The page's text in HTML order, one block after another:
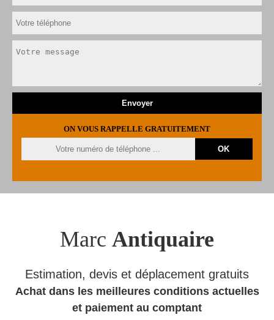
ON VOUS RAPPELLE GRATUITEMENT
Marc Antiquaire
Estimation, devis et déplacement gratuits
Achat dans les meilleures conditions actuelles
et paiement au comptant